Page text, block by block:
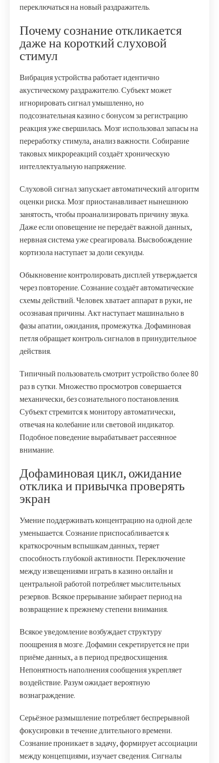
переключаться на новый раздражитель.
Почему сознание откликается
даже на короткий слуховой
стимул
Вибрация устройства работает идентично
акустическому раздражителю. Субъект может
игнорировать сигнал умышленно, но
подсознательная казино с бонусом за регистрацию
реакция уже свершилась. Мозг использовал запасы на
переработку стимула, анализ важности. Собирание
таковых микрореакций создаёт хроническую
интеллектуальную напряжение.
Слуховой сигнал запускает автоматический алгоритм
оценки риска. Мозг приостанавливает нынешнюю
занятость, чтобы проанализировать причину звука.
Даже если оповещение не передаёт важной данных,
нервная система уже среагировала. Высвобождение
кортизола наступает за доли секунды.
Обыкновение контролировать дисплей утверждается
через повторение. Сознание создаёт автоматические
схемы действий. Человек хватает аппарат в руки, не
осознавая причины. Акт наступает машинально в
фазы апатии, ожидания, промежутка. Дофаминовая
петля обращает контроль сигналов в принудительное
действия.
Типичный пользователь смотрит устройство более 80
раз в сутки. Множество просмотров совершается
механически, без сознательного постановления.
Субъект стремится к монитору автоматически,
отвечая на колебание или световой индикатор.
Подобное поведение вырабатывает рассеянное
внимание.
Дофаминовая цикл, ожидание
отклика и привычка проверять
экран
Умение поддерживать концентрацию на одной деле
уменьшается. Сознание приспосабливается к
краткосрочным вспышкам данных, теряет
способность глубокой активности. Переключение
между извещениями играть в казино онлайн и
центральной работой потребляет мыслительных
резервов. Всякое прерывание забирает период на
возвращение к прежнему степени внимания.
Всякое уведомление возбуждает структуру
поощрения в мозге. Дофамин секретируется не при
приёме данных, а в период предвосхищения.
Непонятность наполнения сообщения укрепляет
воздействие. Разум ожидает вероятную
вознаграждение.
Серьёзное размышление потребляет беспрерывной
фокусировки в течение длительного времени.
Сознание проникает в задачу, формирует ассоциации
между концепциями, изучает сведения. Сигналы